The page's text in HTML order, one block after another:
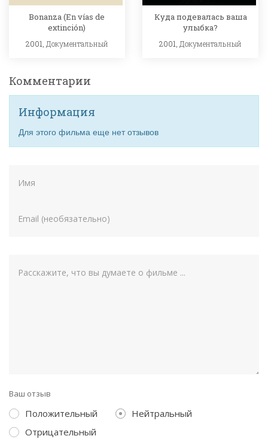
Bonanza (En vías de
extinción)
2001, Документальный
Куда подевалась ваша
улыбка?
2001, Документальный
Комментарии
Информация
Для этого фильма еще нет отзывов
Ваш отзыв
Положительный
Нейтральный
Отрицательный